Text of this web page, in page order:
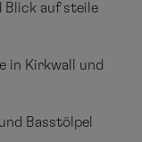
Blick auf steile
in Kirkwall und
Basstölpel